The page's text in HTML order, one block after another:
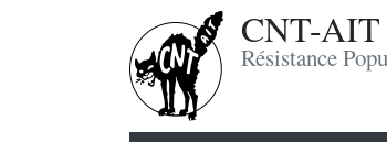
CNT-AIT
Résistance